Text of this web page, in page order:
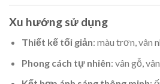
Xu hướng sử dụng
Thiết kế tối giản: màu trơn, vân
Phong cách tự nhiên: vân gỗ,